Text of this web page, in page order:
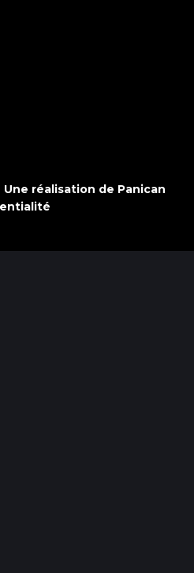
Une réalisation de Panican